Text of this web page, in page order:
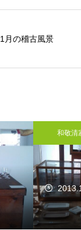
1月の稽古風景
和敬清